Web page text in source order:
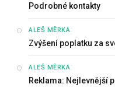
Podrobné kontakty
ALEŠ MĚRKA:
Zvýšení poplatku za
ALEŠ MĚRKA:
Reklama: Nejlevnější